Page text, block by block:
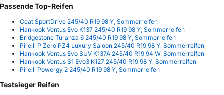
Passende Top-Reifen
Ceat SportDrive 245/40 R19 98 Y, Sommerreifen
Hankook Ventus Evo K137 245/40 R19 98 Y, Sommerreifen
Bridgestone Turanza 6 245/40 R19 98 Y, Sommerreifen
Pirelli P Zero PZ4 Luxury Saloon 245/40 R19 98 Y, Sommerreifen
Hankook Ventus Evo SUV K137A 245/40 R19 94 W, Sommerreifen
Hankook Ventus S1 Evo3 K127 245/40 R19 98 Y, Sommerreifen
Pirelli Powergy 2 245/40 R19 98 Y, Sommerreifen
Testsieger Reifen